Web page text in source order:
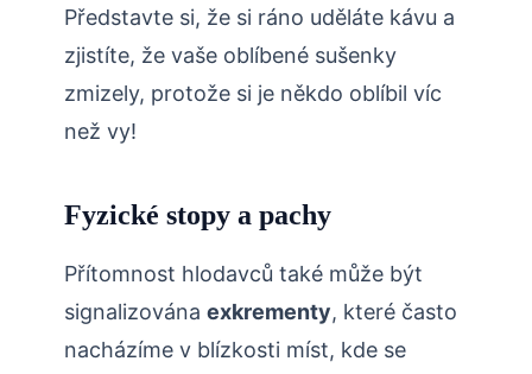
Představte si, že si ráno ⁣uděláte kávu a
zjistíte, ⁤že vaše oblíbené sušenky
zmizely, protože si ⁢je někdo oblíbil víc
než vy!
Fyzické stopy⁤ a pachy
Přítomnost hlodavců také může být
signalizována exkrementy, které často
nacházíme v blízkosti míst, kde se